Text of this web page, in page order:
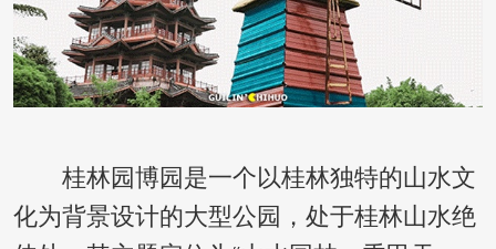
桂林园博园是一个以桂林独特的山水文
化为背景设计的大型公园，处于桂林山水绝